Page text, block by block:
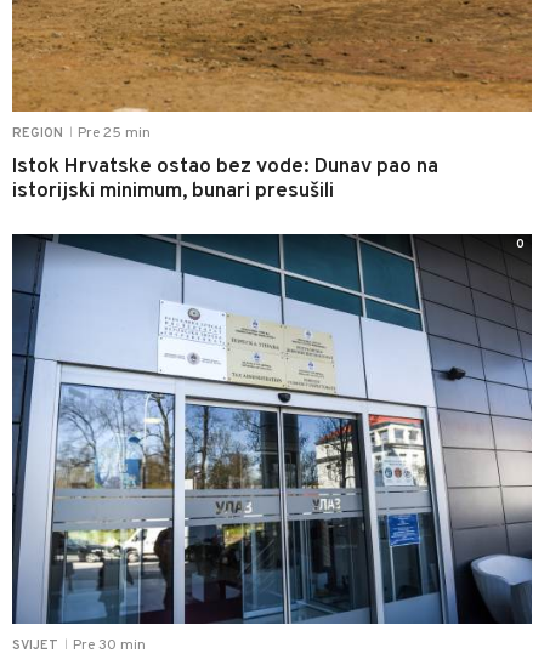
REGION Pre 25 min
Istok Hrvatske ostao bez vode: Dunav pao na
istorijski minimum, bunari presušili
SVIJET Pre 30 min
0